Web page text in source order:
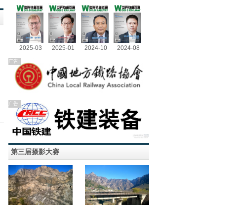
2025-03 2025-01 2024-10 2024-08
广告
广告
第三届摄影大赛